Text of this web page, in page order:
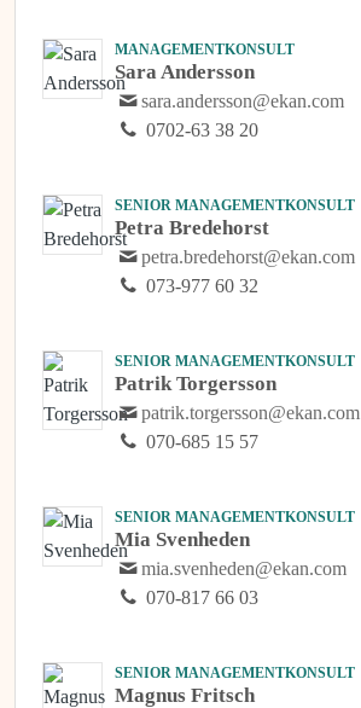
MANAGEMENTKONSULT
Sara Andersson
sara.andersson@ekan.com
0702-63 38 20
SENIOR MANAGEMENTKONSULT
Petra Bredehorst
petra.bredehorst@ekan.com
073-977 60 32
SENIOR MANAGEMENTKONSULT
Patrik Torgersson
patrik.torgersson@ekan.com
070-685 15 57
SENIOR MANAGEMENTKONSULT
Mia Svenheden
mia.svenheden@ekan.com
070-817 66 03
SENIOR MANAGEMENTKONSULT
Magnus Fritsch